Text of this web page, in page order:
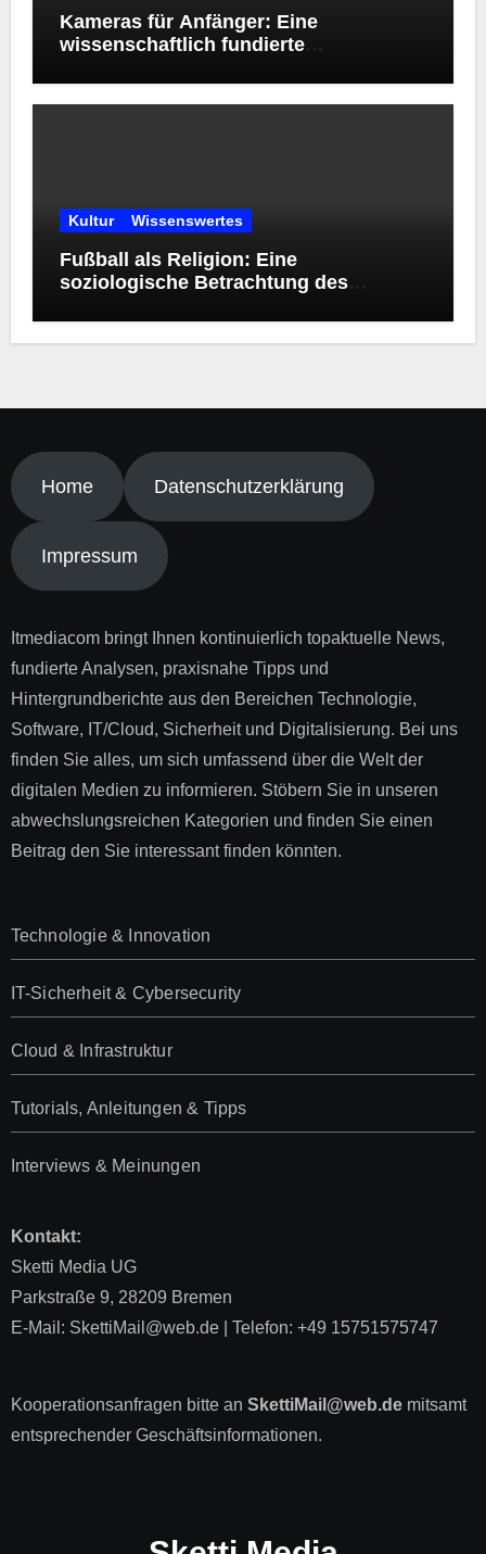
Kameras für Anfänger: Eine
wissenschaftlich fundierte
richtigen Einstiegsmodells
Kultur Wissenswertes
Fußball als Religion: Eine
soziologische Betrachtung des
Home Datenschutzerklärung
Impressum
Itmediacom bringt Ihnen kontinuierlich topaktuelle News,
fundierte Analysen, praxisnahe Tipps und
Hintergrundberichte aus den Bereichen Technologie,
Software, IT/Cloud, Sicherheit und Digitalisierung. Bei uns
finden Sie alles, um sich umfassend über die Welt der
digitalen Medien zu informieren. Stöbern Sie in unseren
abwechslungsreichen Kategorien und finden Sie einen
Beitrag den Sie interessant finden könnten.
Technologie & Innovation
IT-Sicherheit & Cybersecurity
Cloud & Infrastruktur
Tutorials, Anleitungen & Tipps
Interviews & Meinungen
Kontakt:
Sketti Media UG
Parkstraße 9, 28209 Bremen
E-Mail: SkettiMail@web.de | Telefon: +49 15751575747
Kooperationsanfragen bitte an SkettiMail@web.demitsamt
entsprechender Geschäftsinformationen.